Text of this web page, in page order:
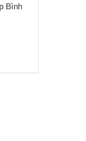
Bình